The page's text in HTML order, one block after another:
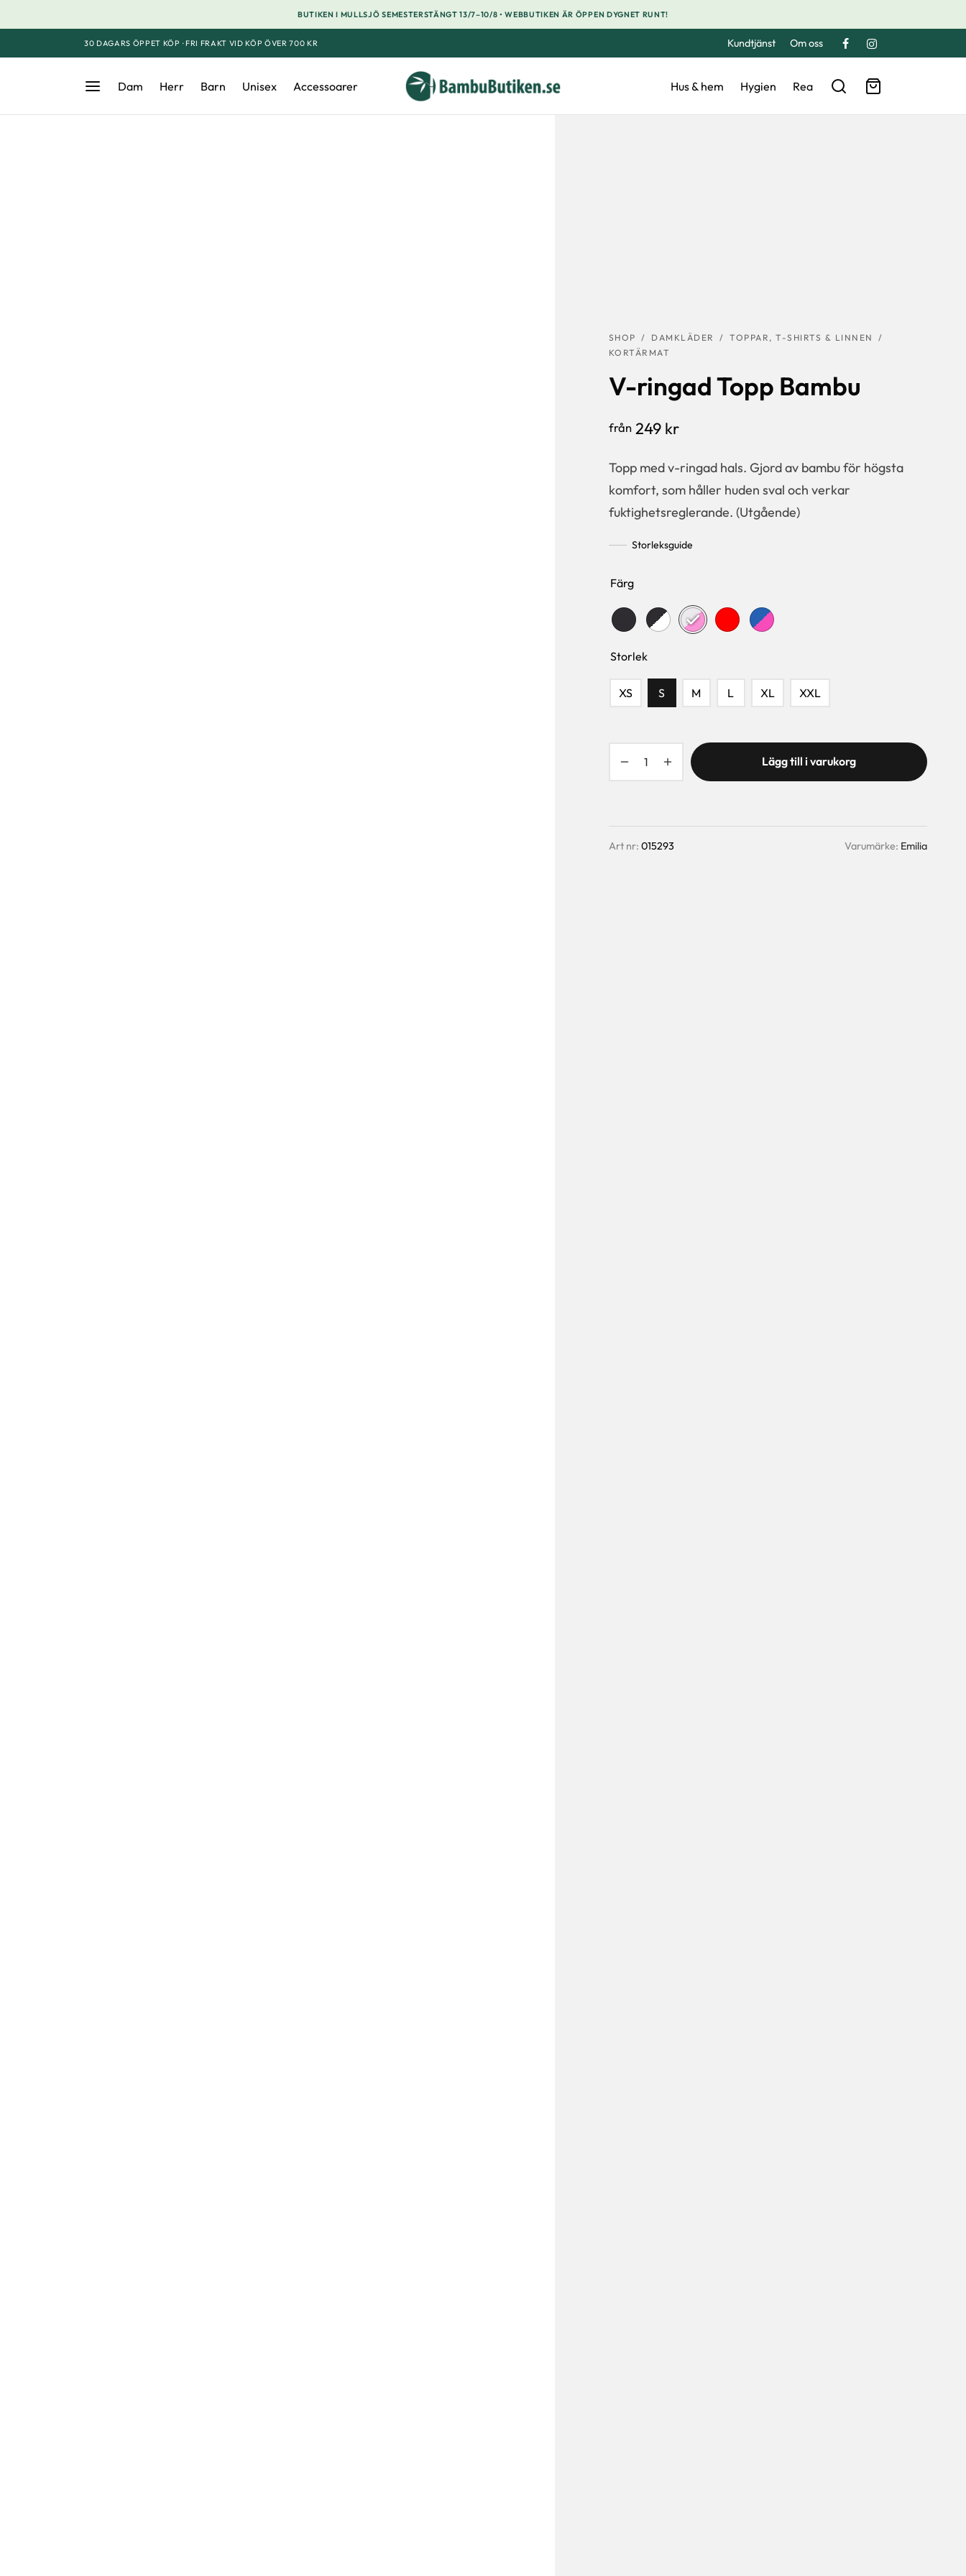
BUTIKEN I MULLSJÖ SEMESTERSTÄNGT 13/7–10/8 • WEBBUTIKEN ÄR ÖPPEN DYGNET RUNT!
30 DAGARS ÖPPET KÖP · FRI FRAKT VID KÖP ÖVER 700 KR Kundtjänst Om oss
Dam Herr Barn Unisex Accessoarer Hus & hem Hygien Rea
SHOP / DAMKLÄDER / TOPPAR, T-SHIRTS & LINNEN
/
KORTÄRMAT
V-ringad Topp Bambu
från 249 kr
Topp med v-ringad hals. Gjord av bambu för högsta
komfort, som håller huden sval och verkar
fuktighetsreglerande. (Utgående)
Storleksguide
Färg
Storlek
XS S M L XL XXL
Lägg till i varukorg
Art nr: 015293 Varumärke: Emilia